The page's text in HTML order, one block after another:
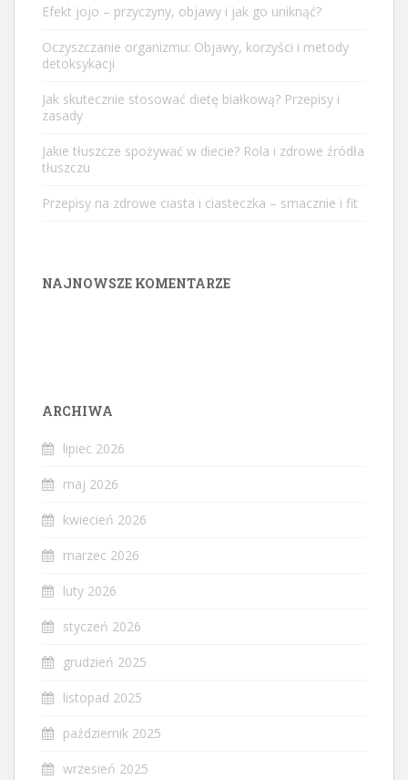
Efekt jojo – przyczyny, objawy i jak go uniknąć?
Oczyszczanie organizmu: Objawy, korzyści i metody
detoksykacji
Jak skutecznie stosować dietę białkową? Przepisy i
zasady
Jakie tłuszcze spożywać w diecie? Rola i zdrowe źródła
tłuszczu
Przepisy na zdrowe ciasta i ciasteczka – smacznie i fit
NAJNOWSZE KOMENTARZE
ARCHIWA
lipiec 2026
maj 2026
kwiecień 2026
marzec 2026
luty 2026
styczeń 2026
grudzień 2025
listopad 2025
październik 2025
wrzesień 2025